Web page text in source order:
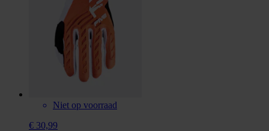
Niet op voorraad
€ 30,99